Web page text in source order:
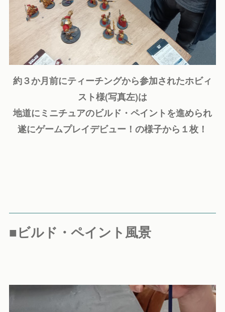
約３か月前にティーチングから参加されたホビィ
スト様(写真左)は
地道にミニチュアのビルド・ペイントを進められ
遂にゲームプレイデビュー！の様子から１枚！
■ビルド・ペイント風景